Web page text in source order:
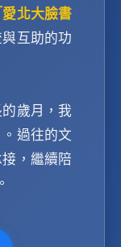
愛北大臉書
互助的功
歲月，我
。過往的文
，繼續陪